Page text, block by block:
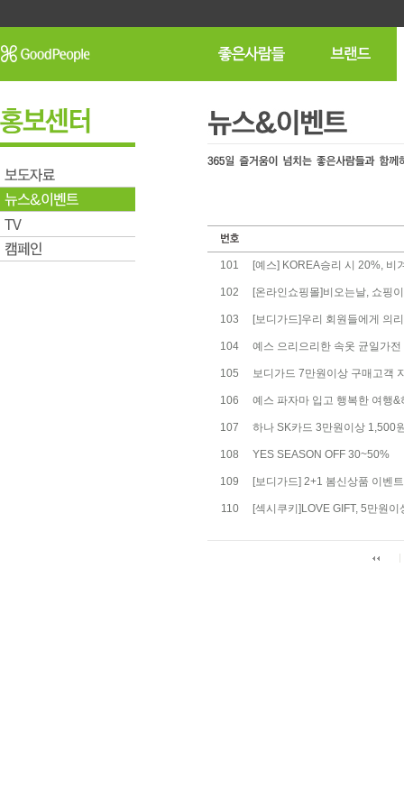
101 [예스] KOREA승리 시 20%, 비
102 [온라인쇼핑몰]비오는날, 쇼핑
103 [보디가드]우리 회원들에게 의
104 예스 으리으리한 속옷 균일가전
105 보디가드 7만원이상 구매고객
106 예스 파자마 입고 행복한 여행
107 하나 SK카드 3만원이상 1,500
108 YES SEASON OFF 30~50%
109 [보디가드] 2+1 봄신상품 이벤트
110 [섹시쿠키]LOVE GIFT, 5만원